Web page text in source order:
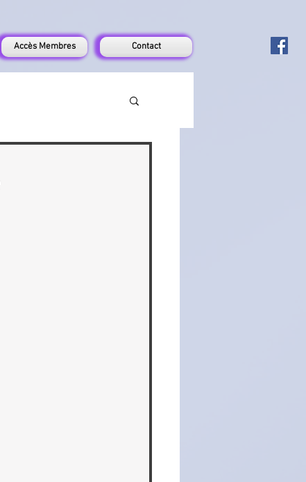
Accès Membres Contact